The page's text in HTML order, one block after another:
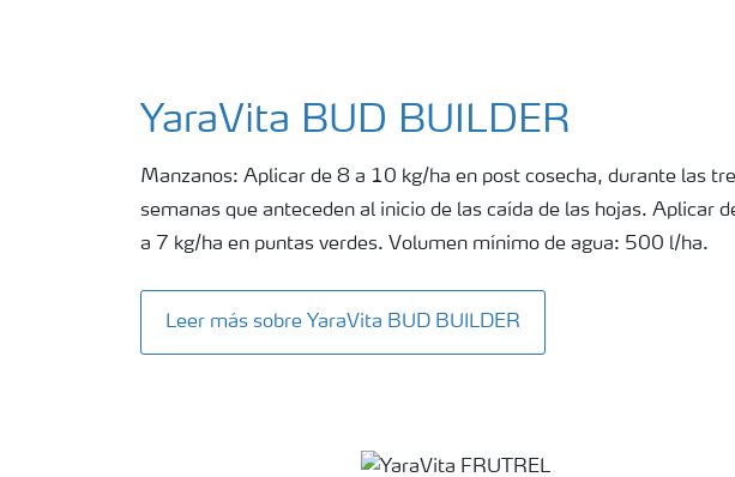
YaraVita BUD BUILDER
Manzanos: Aplicar de 8 a 10 kg/ha en post cosecha, durante las
semanas que anteceden al inicio de las caída de las hojas. Aplicar
a 7 kg/ha en puntas verdes. Volumen mínimo de agua: 500 l/ha.
Leer más sobre YaraVita BUD BUILDER